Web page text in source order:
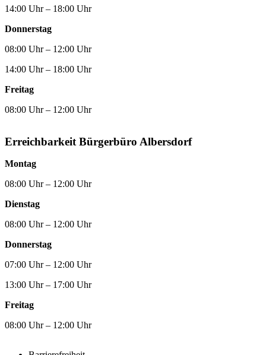
14:00 Uhr – 18:00 Uhr
Donnerstag
08:00 Uhr – 12:00 Uhr
14:00 Uhr – 18:00 Uhr
Freitag
08:00 Uhr – 12:00 Uhr
Erreichbarkeit Bürgerbüro Albersdorf
Montag
08:00 Uhr – 12:00 Uhr
Dienstag
08:00 Uhr – 12:00 Uhr
Donnerstag
07:00 Uhr – 12:00 Uhr
13:00 Uhr – 17:00 Uhr
Freitag
08:00 Uhr – 12:00 Uhr